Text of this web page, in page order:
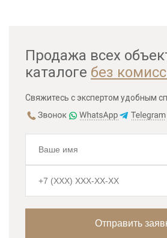
Продажа всех
каталоге без
Свяжитесь с экспертом удобным